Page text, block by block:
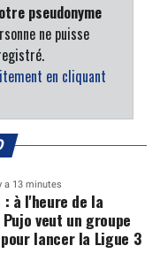
pseudonyme
ne puisse
en cliquant
a 13 minutes
à l'heure de la
veut un groupe
lancer la Ligue 3